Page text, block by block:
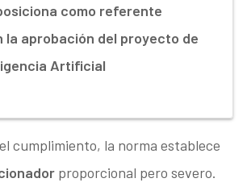
como referente
la aprobación del proyecto de
Artificial
cumplimiento, la norma establece
proporcional pero severo.